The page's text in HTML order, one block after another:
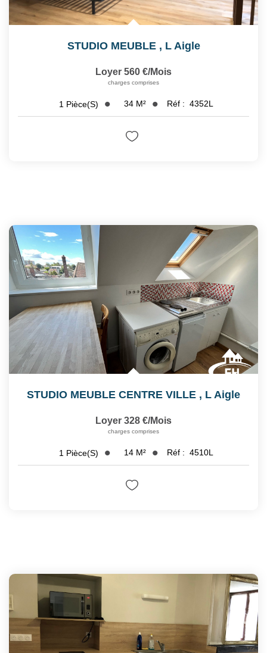
STUDIO MEUBLE , L Aigle
Loyer 560 €/mois
charges comprises
1 Pièce(s) 34 M² Réf : 4352L
STUDIO MEUBLE CENTRE VILLE , L Aigle
Loyer 328 €/mois
charges comprises
1 Pièce(s) 14 M² Réf : 4510L